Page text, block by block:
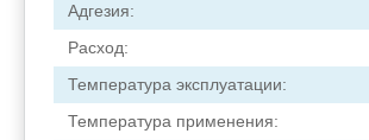
Адгезия:
Расход:
Температура эксплуатации:
Температура применения: